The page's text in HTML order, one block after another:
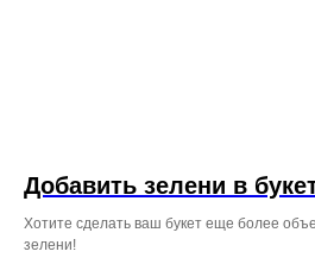
Добавить зелени в
Хотите сделать ваш букет еще более
зелени!